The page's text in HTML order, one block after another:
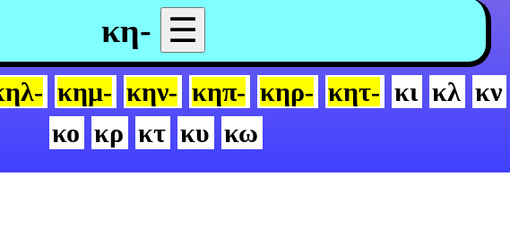
κη- ☰
κημ- κην- κηπ- κηρ- κητ- κι κλ κν
κο κρ κτ κυ κω